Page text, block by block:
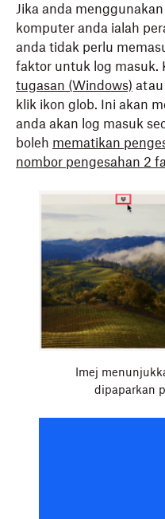
Jika anda
komputer anda ialah
anda tidak perlu
faktor untuk log masuk.
tugasan (Windows) atau
klik ikon glob. Ini akan
anda akan log masuk
boleh mematikan
nombor pengesahan 2
Imej
dipaparkan